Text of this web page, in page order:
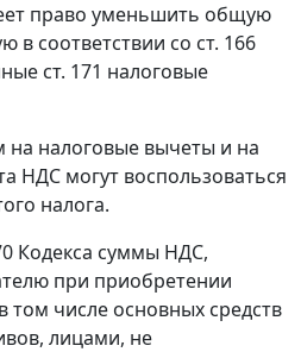
право уменьшить общую
в соответствии со ст. 166
ст. 171 налоговые
налоговые вычеты и на
НДС могут воспользоваться
налога.
Кодекса суммы НДС,
при приобретении
том числе основных средств
лицами, не